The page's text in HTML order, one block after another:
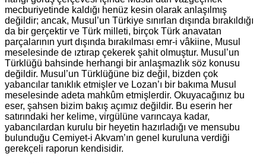
mecburiyetinde kaldığı henüz kesin olarak anlaşılmış
değildir; ancak, Musul’un Türkiye sınırlan dışında bırakıldığı
da bir gerçektir ve Türk milleti, birçok Türk anavatan
parçalarının yurt dışında bırakılması emr-i vâkiine, Musul
meselesinde de ıztırap çekerek şahit olmuştur. Musul’un
Türklüğü bahsinde herhangi bir anlaşmazlık söz konusu
değildir. Musul’un Türklüğüne biz değil, bizden çok
yabancılar tanıklık etmişler ve Lozan’ı bir bakıma Musul
meselesinde adeta mahkûm etmişlerdir. Okuyacağınız bu
eser, şahsen bizim bakış açımız değildir. Bu eserin her
satırındaki her kelime, virgülüne varıncaya kadar,
yabancılardan kurulu bir heyetin hazırladığı ve mensubu
bulunduğu Cemiyet-i Akvam’ın genel kuruluna verdiği
gerekçeli raporun kendisidir.